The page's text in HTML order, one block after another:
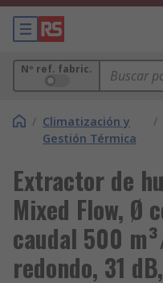
Nº ref. fabric.
/ Climatización y
Gestión Térmica
/
Extractor de
Mixed Flow, Ø
caudal 500
redondo, 31